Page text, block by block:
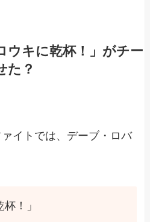
ウキに乾杯！」がチー
た？
イトでは、デーブ・ロバ
杯！」